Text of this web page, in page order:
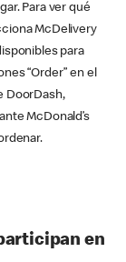
Para ver qué
McDelivery
para
“Order” en el
DoorDash,
McDonald’s
en